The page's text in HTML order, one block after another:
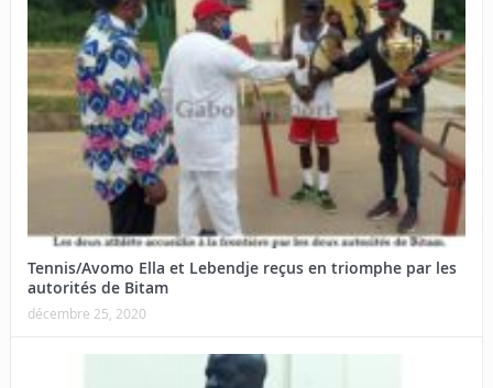
Tennis/Avomo Ella et Lebendje reçus en triomphe par les
autorités de Bitam
décembre 25, 2020